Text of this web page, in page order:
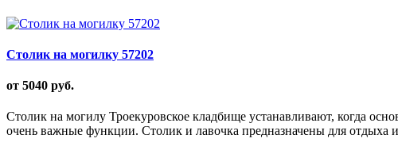
Столик на могилку 57202
от 5040 руб.
Столик на могилу Троекуровское кладбище устанавливают, когда
очень важные функции. Столик и лавочка предназначены для отдыха